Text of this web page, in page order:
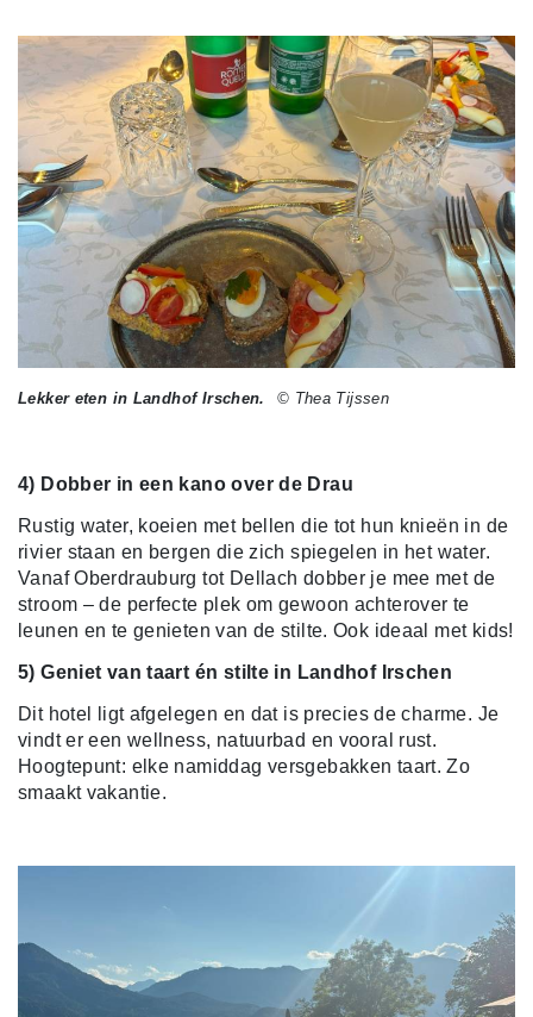
Lekker eten in Landhof Irschen. © Thea Tijssen
4) Dobber in een kano over de Drau
Rustig water, koeien met bellen die tot hun knieën in de
rivier staan en bergen die zich spiegelen in het water.
Vanaf Oberdrauburg tot Dellach dobber je mee met de
stroom – de perfecte plek om gewoon achterover te
leunen en te genieten van de stilte. Ook ideaal met kids!
5) Geniet van taart én stilte in Landhof Irschen
Dit hotel ligt afgelegen en dat is precies de charme. Je
vindt er een wellness, natuurbad en vooral rust.
Hoogtepunt: elke namiddag versgebakken taart. Zo
smaakt vakantie.